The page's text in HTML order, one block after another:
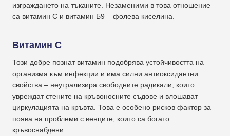
изграждането на тъканите. Незаменими в това отношение
са витамин С и витамин Б9 – фолева киселина.
Витамин С
Този добре познат витамин подобрява устойчивостта на
организма към инфекции и има силни антиоксидантни
свойства – неутрализира свободните радикали, които
увреждат стените на кръвоносните съдове и влошават
циркулацията на кръвта. Това е особено рисков фактор за
поява на проблеми с венците, които са богато
кръвоснабдени.